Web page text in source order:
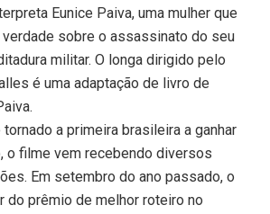
Eunice Paiva, uma mulher que
verdade sobre o assassinato do seu
militar. O longa dirigido pelo
é uma adaptação de livro de
a primeira brasileira a ganhar
o filme vem recebendo diversos
Em setembro do ano passado, o
do prêmio de melhor roteiro no